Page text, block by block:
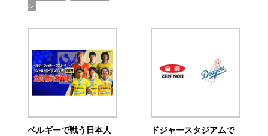
ル
ベルギーで戦う日本人
ドジャースタジアムで